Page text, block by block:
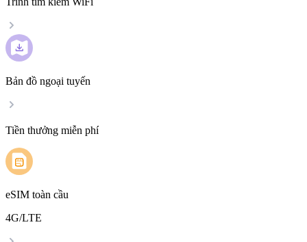
Bản đồ ngoại tuyến
Tiền thưởng miễn phí
eSIM toàn cầu
4G/LTE